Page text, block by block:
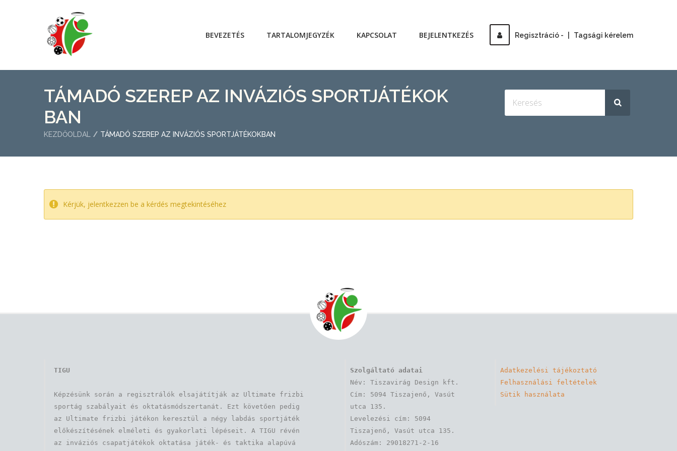
Regisztráció - Tagsági kérelem
BEVEZETÉS TARTALOMJEGYZÉK KAPCSOLAT BEJELENTKEZÉS
TÁMADÓ SZEREP AZ INVÁZIÓS SPORTJÁTÉKOK
BAN
KEZDŐOLDAL TÁMADÓ SZEREP AZ INVÁZIÓS SPORTJÁTÉKOKBAN
Kérjük, jelentkezzen be a kérdés megtekintéséhez
TIGU
Képzésünk során a regisztrálók elsajátítják az Ultimate frizbi
sportág szabályait és oktatásmódszertanát. Ezt követően pedig
az Ultimate frizbi játékon keresztül a négy labdás sportjáték
előkészítésének elméleti és gyakorlati lépéseit. A TIGU révén
az inváziós csapatjátékok oktatása játék- és taktika alapúvá
Szolgáltató adatai
Név: Tiszavirág Design kft.
Cím: 5094 Tiszajenő, Vasút
utca 135.
Levelezési cím: 5094
Tiszajenő, Vasút utca 135.
Adószám: 29018271-2-16
Adatkezelési tájékoztató
Felhasználási feltételek
Sütik használata